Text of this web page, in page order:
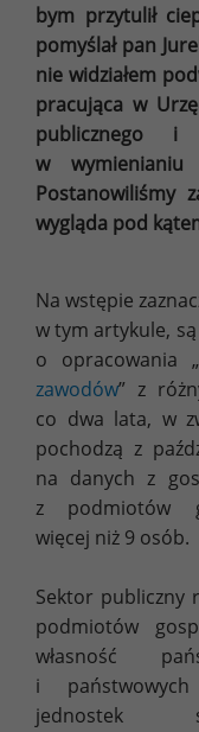
bym przytulił
pomyślał pan
nie widziałem
pracująca w
publicznego i
w
Postanowiliśmy
wygląda pod
Na wstępie
w tym artykule,
o opracowania „
zawodów” z
co dwa lata, w
pochodzą z
na danych z
z podmiotów
więcej niż 9 osób.
Sektor publiczny
podmiotów
własność
i
jednostek